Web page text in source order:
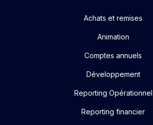
Achats et remises
Animation
Comptes annuels
Développement
Reporting Opérationnel
Reporting financier